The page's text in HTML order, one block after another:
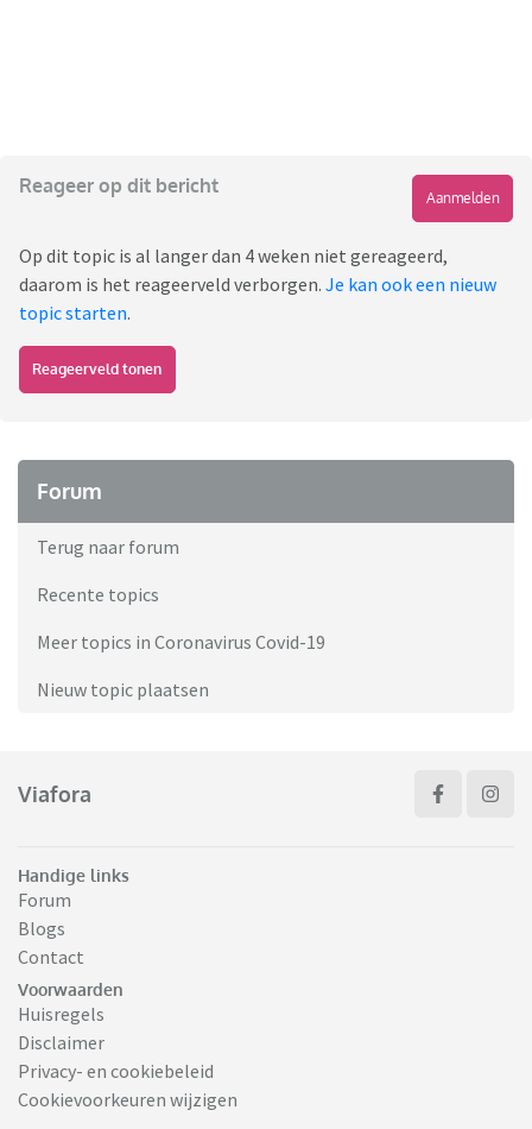
Reageer op dit bericht
Aanmelden
Op dit topic is al langer dan 4 weken niet gereageerd,
daarom is het reageerveld verborgen. Je kan ook een nieuw
topic starten.
Reageerveld tonen
Forum
Terug naar forum
Recente topics
Meer topics in Coronavirus Covid-19
Nieuw topic plaatsen
Viafora
Handige links
Forum
Blogs
Contact
Voorwaarden
Huisregels
Disclaimer
Privacy- en cookiebeleid
Cookievoorkeuren wijzigen